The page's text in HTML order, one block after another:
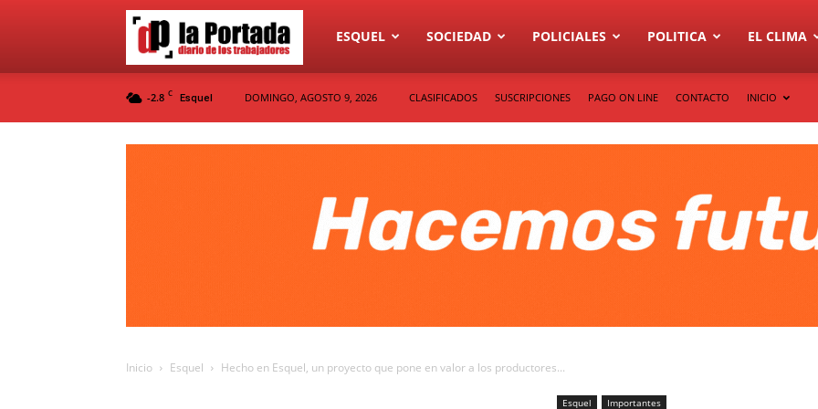
Diario
ESQUEL SOCIEDAD POLICIALES POLITICA EL CLIMA
-2.8 C Esquel DOMINGO, AGOSTO 9, 2026 CLASIFICADOS SUSCRIPCIONES PAGO ON LINE CONTACTO INICIO
Inicio Esquel Hecho en Esquel, un proyecto que pone en valor a los productores...
Esquel Importantes